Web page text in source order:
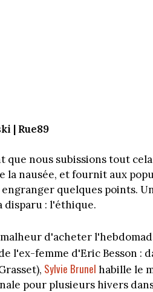
| Rue89
que nous subissions tout
la nausée, et fournit aux
quelques points.
disparu : l'éthique.
d'acheter
l'ex-femme d'Eric Besson :
Sylvie Brunel habille le
pour plusieurs hivers